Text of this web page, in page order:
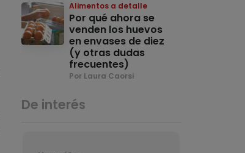
Alimentos a detalle
Por qué ahora se
venden los huevos
en envases de diez
(y otras dudas
frecuentes)
Por Laura Caorsi
De interés